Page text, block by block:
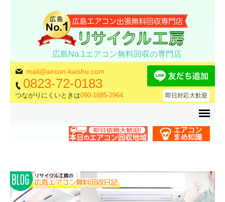
広島No.1エアコン無料回収の専門店
mail@aircon-kaishu.com
0823-72-0183
つながりにくいときは090-1685-2964 即日対応大歓迎